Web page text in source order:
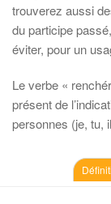
trouverez aussi
du participe
éviter, pour un
Le verbe «
présent de
personnes (je, tu,